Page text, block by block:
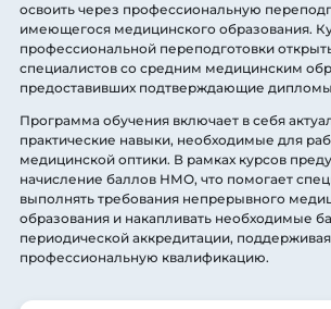
освоить через профессиональную
имеющегося медицинского образования.
профессиональной переподготовки
специалистов со средним медицинским
предоставивших подтверждающие
Программа обучения включает в себя
практические навыки, необходимые для
медицинской оптики. В рамках курсов
начисление баллов НМО, что помогает
выполнять требования непрерывного
образования и накапливать необходимые
периодической аккредитации,
профессиональную квалификацию.